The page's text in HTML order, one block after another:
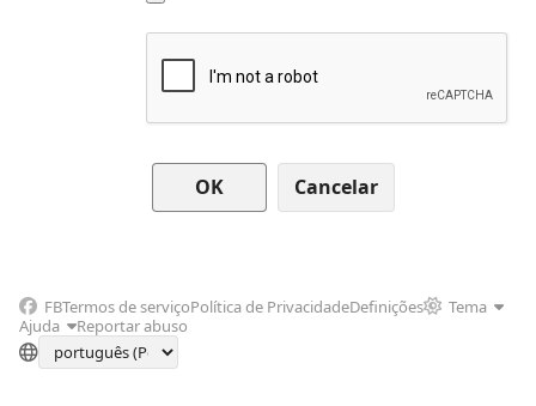
Cancelar
FBTermos de serviçoPolítica de PrivacidadeDefinições
Tema
Ajuda
Reportar abuso